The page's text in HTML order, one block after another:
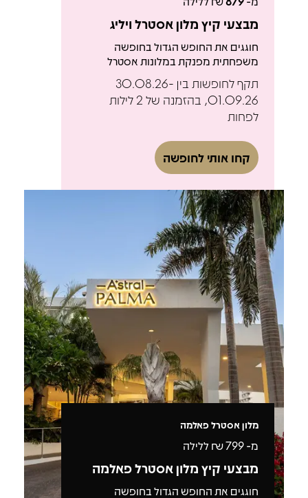
מבצעי קיץ מלון אסטרל ויליג
חוגגים את החופש הגדול בחופשה
משפחתית מפנקת במלונות אסטרל
תקף לחופשות בין 30.08.26-
01.09.26, בהזמנה של 2 לילות
לפחות
קחו אותי לחופשה
מלון אסטרל פאלמה
מ-799₪ ללילה
מבצעי קיץ מלון אסטרל פאלמה
חוגגים את החופש הגדול בחופשה